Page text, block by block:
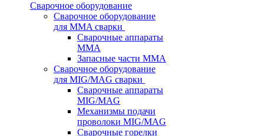
Сварочное оборудование
Сварочное оборудование
для MMA сварки
Сварочные аппараты
MMA
Запасные части MMA
Сварочное оборудование
для MIG/MAG сварки
Сварочные аппараты
MIG/MAG
Механизмы подачи
проволоки MIG/MAG
Сварочные горелки